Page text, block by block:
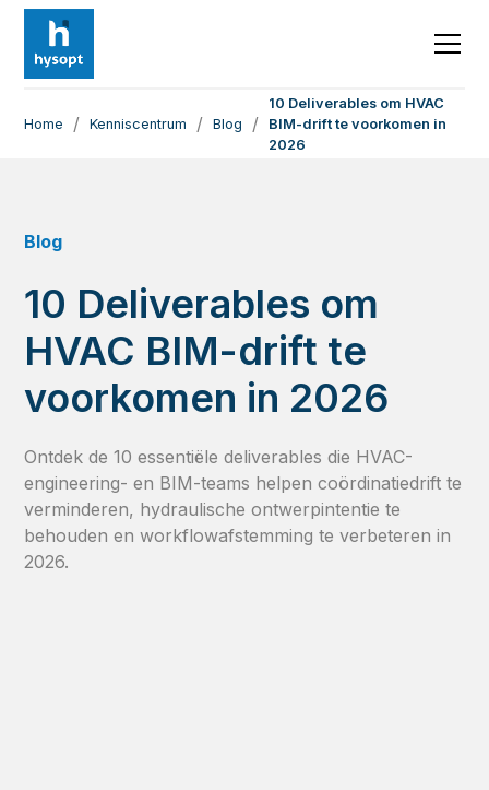
Home / Kenniscentrum / Blog /
10 Deliverables om HVAC
BIM-drift te voorkomen in
2026
Blog
10 Deliverables om
HVAC BIM-drift te
voorkomen in 2026
Ontdek de 10 essentiële deliverables die HVAC-
engineering- en BIM-teams helpen coördinatiedrift te
verminderen, hydraulische ontwerpintentie te
behouden en workflowafstemming te verbeteren in
2026.